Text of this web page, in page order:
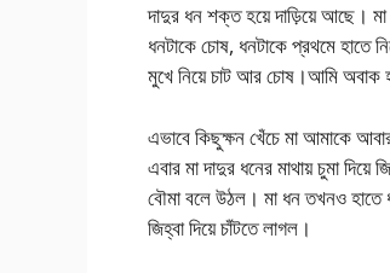
দাদুর ধন শক্ত হয়ে দাড়িয়ে আছে।
ধনটাকে চোষ, ধনটাকে প্রথমে হাতে
মুখে নিয়ে চাট আর চোষ।আমি অবাক
এভাবে কিছুক্ষন খেঁচে মা আমাকে
এবার মা দাদুর ধনের মাথায় চুমা
বৌমা বলে উঠল। মা ধন তখনও
জিহ্বা দিয়ে চাঁটতে লাগল।